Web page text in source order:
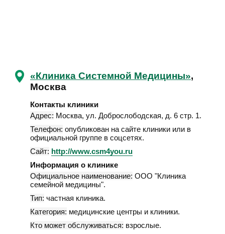
«Клиника Системной Медицины»,
Москва
Контакты клиники
Адрес: Москва, ул. Доброслободская, д. 6 стр. 1.
Телефон: опубликован на сайте клиники или в
официальной группе в соцсетях.
Сайт: http://www.csm4you.ru
Информация о клинике
Официальное наименование: ООО "Клиника
семейной медицины".
Тип: частная клиника.
Категория: медицинские центры и клиники.
Кто может обслуживаться: взрослые.